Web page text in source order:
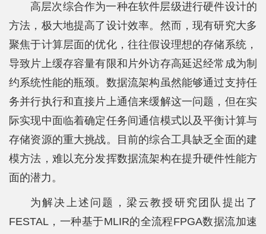
政
人
才
养
平
基
高层次综合作为一种在软件层级进行硬件设计的
方法，极大地提高了设计效率。然而，现有研究大多
聚焦于计算层面的优化，往往假设理想的存储系统，
导致片上缓存容量有限和片外访存高延迟经常成为制
约系统性能的瓶颈。数据流架构虽然能够通过支持任
务并行执行和直接片上通信来缓解这一问题，但在实
际实现中面临着确定任务间通信模式以及平衡计算与
存储资源的重大挑战。目前的综合工具缺乏全面的建
模方法，难以充分发挥数据流架构在提升硬件性能方
面的潜力。
为解决上述问题，梁云教授研究团队提出了
FESTAL，一种基于MLIR的全流程FPGA数据流加速